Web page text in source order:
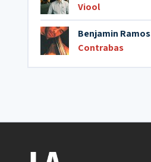
Viool
Benjamin Ramos
Contrabas